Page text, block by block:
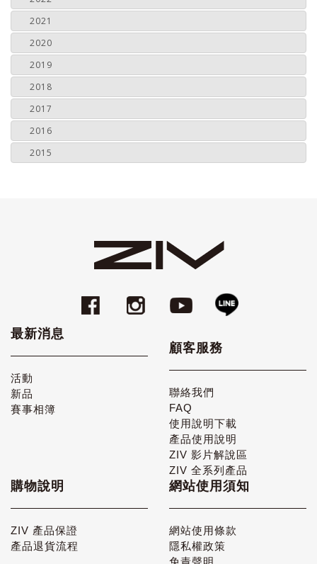
2021
2020
2019
2018
2017
2016
2015
最新消息
活動
新品
賽事相簿
顧客服務
聯絡我們
FAQ
使用說明下載
產品使用說明
ZIV 影片解說區
ZIV 全系列產品
購物說明
ZIV 產品保證
產品退貨流程
網站使用須知
網站使用條款
隱私權政策
免責聲明